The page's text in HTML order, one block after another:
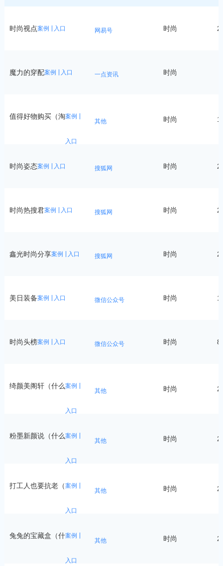
时尚视点案例 入口 网易号 时尚
魔力的穿配案例 入口 一点资讯 时尚
值得好物购买（淘案例
入口
其他 时尚
时尚姿态案例 入口 搜狐网 时尚
时尚热搜君案例 入口 搜狐网 时尚
鑫光时尚分享案例 入口 搜狐网 时尚
美日装备案例 入口 微信公众号 时尚
时尚头榜案例 入口 微信公众号 时尚
绮颜美阁轩（什么案例
入口
其他 时尚
粉墨新颜说（什么案例
入口
其他 时尚
打工人也要抗老（案例
入口
其他 时尚
兔兔的宝藏盒（什案例
入口
其他 时尚